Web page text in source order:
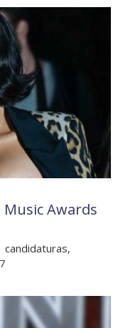
Awards
candidaturas,